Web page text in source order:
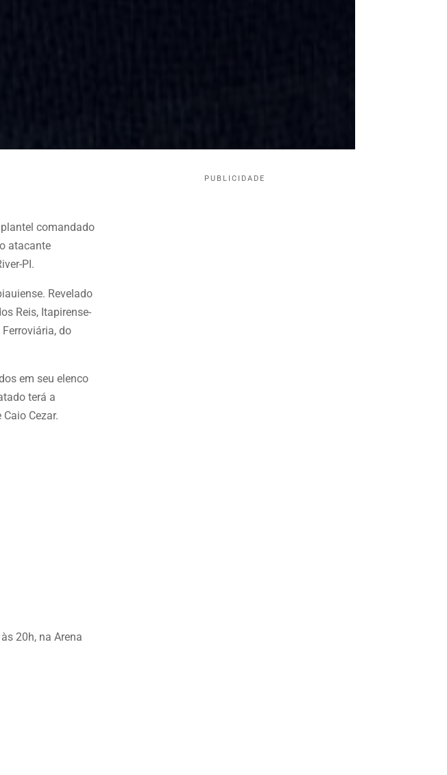
comandado
atacante
PI.
Revelado
Reis, Itapirense-
do
em seu elenco
terá a
Cezar.
20h, na Arena
PUBLICIDADE